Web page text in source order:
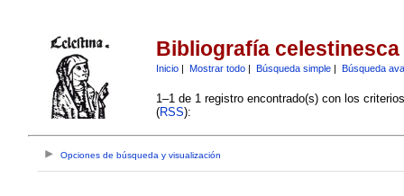
Bibliografía celestinesca
Inicio| Mostrar todo| Búsqueda simple| Búsqueda
1–1 de 1 registro encontrado(s) con los
(RSS):
Opciones de búsqueda y visualización